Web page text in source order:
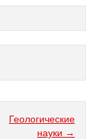
Геологические
науки →